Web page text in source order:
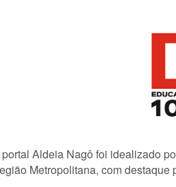
Aldeia Nagô foi idealizado
Metropolitana, com destaque